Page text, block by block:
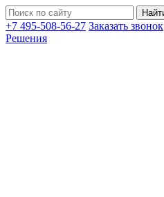
+7 495-508-56-27 Заказать звонок
Решения